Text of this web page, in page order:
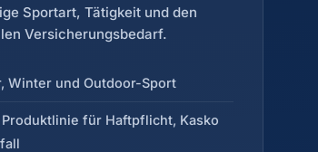
Sportart, Tätigkeit und den
Versicherungsbedarf.
Winter und Outdoor-Sport
für Haftpflicht, Kasko